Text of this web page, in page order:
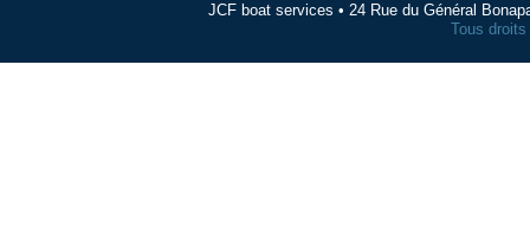
JCF boat services • 24 Rue du Général
Tous